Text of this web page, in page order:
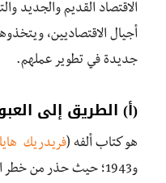
الاقتصاد القديم والجديد
أجيال الاقتصاديين،
جديدة في تطوير عملهم.
(أ) الطريق إلى
هو كتاب ألفه (فريدريك
و1943؛ حيث حذر من خطر